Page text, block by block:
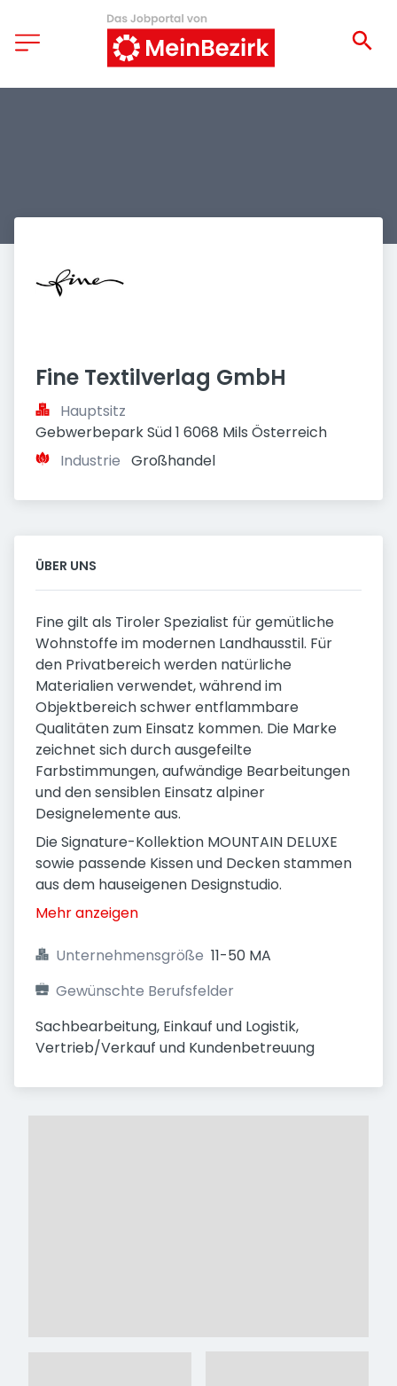
Fine Textilverlag GmbH
Hauptsitz
Gebwerbepark Süd 1 6068 Mils Österreich
Industrie Großhandel
ÜBER UNS
Fine gilt als Tiroler Spezialist für gemütliche
Wohnstoffe im modernen Landhausstil. Für
den Privatbereich werden natürliche
Materialien verwendet, während im
Objektbereich schwer entflammbare
Qualitäten zum Einsatz kommen. Die Marke
zeichnet sich durch ausgefeilte
Farbstimmungen, aufwändige Bearbeitungen
und den sensiblen Einsatz alpiner
Designelemente aus.
Die Signature-Kollektion MOUNTAIN DELUXE
sowie passende Kissen und Decken stammen
aus dem hauseigenen Designstudio.
Mehr anzeigen
Unternehmensgröße 11-50 MA
Gewünschte Berufsfelder
Sachbearbeitung, Einkauf und Logistik,
Vertrieb/Verkauf und Kundenbetreuung